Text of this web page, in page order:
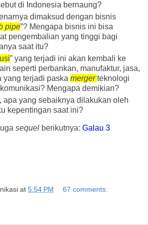
di Indonesia bernaung?
dimaksud dengan bisnis
pipe”? Mengapa bisnis ini bisa
pengembalian yang tinggi bagi
saat itu?
” yang terjadi ini akan kembali ke
seperti perbankan, manufaktur, jasa,
yang terjadi paska mergerteknologi
Mengapa demikian?
apa yang sebaiknya dilakukan oleh
kepentingan saat ini?
sequel berikutnya: Galau 3
at 5:54 PM 67 comments: